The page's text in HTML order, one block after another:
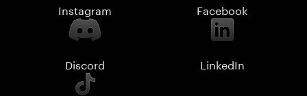
Instagram Facebook
Discord LinkedIn